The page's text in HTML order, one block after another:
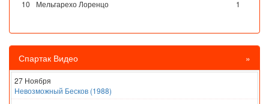
10
Мельгарехо Лоренцо 1
Спартак Видео »
27 Ноября
Невозможный Бесков (1988)